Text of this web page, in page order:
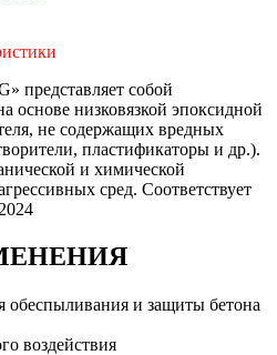
представляет собой
основе низковязкой эпоксидной
не содержащих вредных
пластификаторы и др.).
и химической
сред. Соответствует
обеспыливания и защиты бетона
воздействия